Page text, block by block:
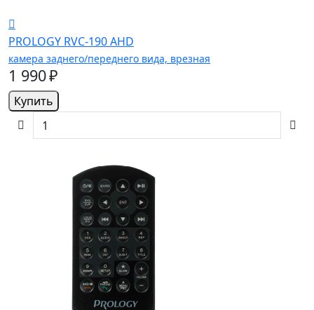
PROLOGY RVC-190 AHD
камера заднего/переднего вида, врезная
1 990 ₽
Купить